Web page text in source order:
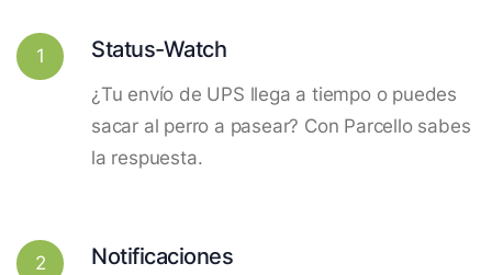
1 Status-Watch
¿Tu envío de UPS llega a tiempo o puedes
sacar al perro a pasear? Con Parcello sabes
la respuesta.
2 Notificaciones